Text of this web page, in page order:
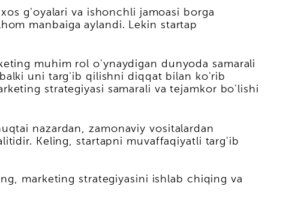
g'oyalari va ishonchli jamoasi borga
manbaiga aylandi. Lekin startap
muhim rol o'ynaydigan dunyoda samarali
uni targ'ib qilishni diqqat bilan ko'rib
strategiyasi samarali va tejamkor bo'lishi
nazardan, zamonaviy vositalardan
Keling, startapni muvaffaqiyatli targ'ib
marketing strategiyasini ishlab chiqing va